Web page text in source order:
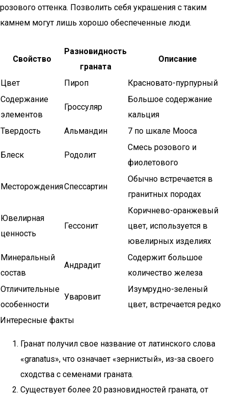
розового оттенка. Позволить себя украшения с таким
камнем могут лишь хорошо обеспеченные люди.
Свойство
Разновидность
граната
Описание
Цвет Пироп
Красновато-пурпурный
Содержание
элементов
Гроссуляр
Большое содержание
кальция
Твердость
Альмандин 7 по шкале Мооса
Блеск Родолит
Смесь розового и
фиолетового
МесторожденияСпессартин
Обычно встречается в
гранитных породах
Ювелирная
ценность
Гессонит
Коричнево-оранжевый
цвет, используется в
ювелирных изделиях
Минеральный
состав
Андрадит
Содержит большое
количество железа
Отличительные
особенности
Уваровит
Изумрудно-зеленый
цвет, встречается редко
Интересные факты
Гранат получил свое название от латинского слова
«granatus», что означает «зернистый», из-за своего
сходства с семенами граната.
Существует более 20 разновидностей граната, от